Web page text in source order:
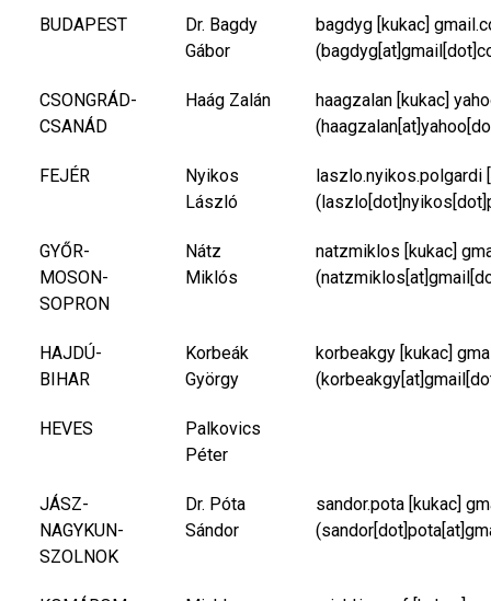
BUDAPEST
Dr. Bagdy
Gábor
bagdyg [kukac]
CSONGRÁD-
CSANÁD
Haág Zalán haagzalan [kukac]
FEJÉR
Nyikos
László
laszlo.nyikos.polgardi
GYŐR-
MOSON-
SOPRON
Nátz
Miklós
natzmiklos [kukac]
HAJDÚ-
BIHAR
Korbeák
György
korbeakgy [kukac]
HEVES
Palkovics
Péter
JÁSZ-
NAGYKUN-
SZOLNOK
Dr. Póta
Sándor
sandor.pota [kukac]